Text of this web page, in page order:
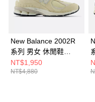
New Balance 2002R
系列 男女 休閒鞋
M2002RFI-D
NT$1,950
NT$4,880